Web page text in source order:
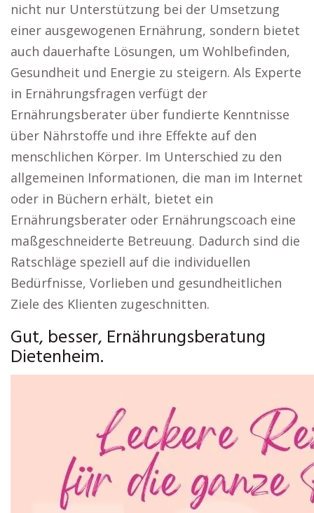
nicht nur Unterstützung bei der Umsetzung
einer ausgewogenen Ernährung, sondern bietet
auch dauerhafte Lösungen, um Wohlbefinden,
Gesundheit und Energie zu steigern. Als Experte
in Ernährungsfragen verfügt der
Ernährungsberater über fundierte Kenntnisse
über Nährstoffe und ihre Effekte auf den
menschlichen Körper. Im Unterschied zu den
allgemeinen Informationen, die man im Internet
oder in Büchern erhält, bietet ein
Ernährungsberater oder Ernährungscoach eine
maßgeschneiderte Betreuung. Dadurch sind die
Ratschläge speziell auf die individuellen
Bedürfnisse, Vorlieben und gesundheitlichen
Ziele des Klienten zugeschnitten.
Gut, besser, Ernährungsberatung
Dietenheim.